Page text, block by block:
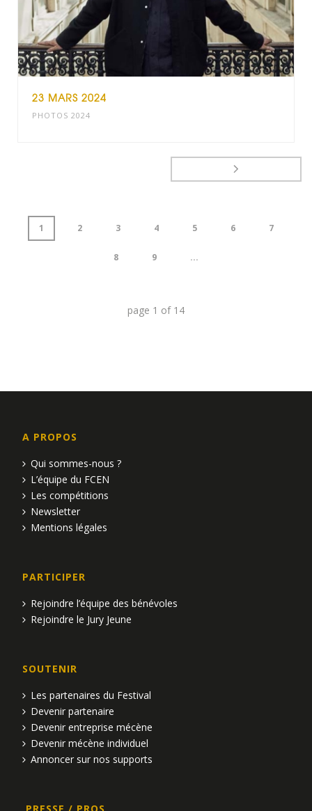
23 MARS 2024
PHOTOS 2024
1 2 3 4 5 6 7
8 9 ...
page 1 of 14
A PROPOS
Qui sommes-nous ?
L’équipe du FCEN
Les compétitions
Newsletter
Mentions légales
PARTICIPER
Rejoindre l’équipe des bénévoles
Rejoindre le Jury Jeune
SOUTENIR
Les partenaires du Festival
Devenir partenaire
Devenir entreprise mécène
Devenir mécène individuel
Annoncer sur nos supports